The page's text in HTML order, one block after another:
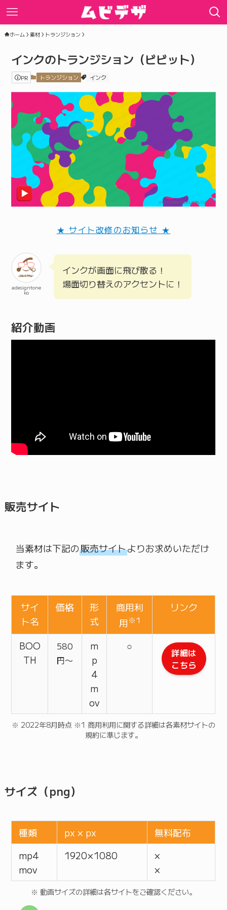
ホーム 素材 トランジション
インクのトランジション（ビビット）
PR トランジション インク
★ サイト改修のお知らせ ★
adesigntone
ko
インクが画面に飛び散る！
場面切り替えのアクセントに！
紹介動画
販売サイト
当素材は下記の販売サイトよりお求めいただけ
ます。
サイ
ト名
価格
形
式
商用利
用※1
リンク
BOO
TH
580
円〜
m
p
4
m
ov
○
詳細は
こちら
※ 2022年8月時点 ※1 商用利用に関する詳細は各素材サイトの
規約に準じます。
サイズ（png）
種類 px × px
無料配布
mp4
mov
1920 × 1080
×
×
※ 動画サイズの詳細は各サイトをご確認ください。